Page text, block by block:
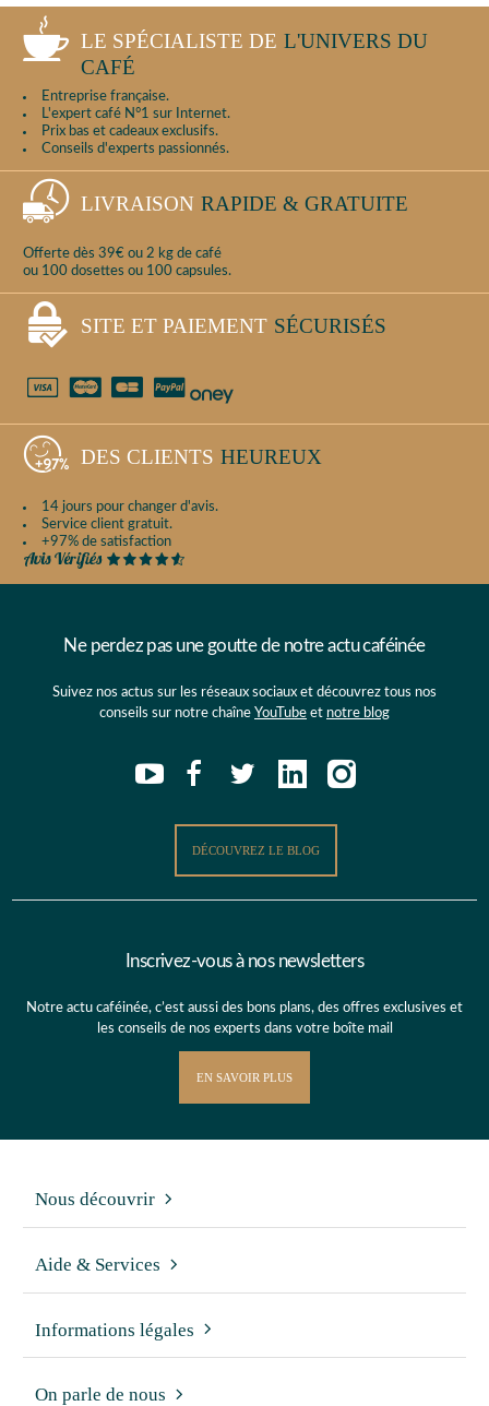
LE SPÉCIALISTE DE L'UNIVERS DU
CAFÉ
Entreprise française.
L'expert café N°1 sur Internet.
Prix bas et cadeaux exclusifs.
Conseils d'experts passionnés.
LIVRAISON RAPIDE & GRATUITE
Offerte dès 39€ ou 2 kg de café
ou 100 dosettes ou 100 capsules.
SITE ET PAIEMENT SÉCURISÉS
DES CLIENTS HEUREUX
14 jours pour changer d'avis.
Service client gratuit.
+97% de satisfaction
Ne perdez pas une goutte de notre actu caféinée
Suivez nos actus sur les réseaux sociaux et découvrez tous nos
conseils sur notre chaîne YouTube et notre blog
DÉCOUVREZ LE BLOG
Inscrivez-vous à nos newsletters
Notre actu caféinée, c’est aussi des bons plans, des offres exclusives et
les conseils de nos experts dans votre boîte mail
EN SAVOIR PLUS
Nous découvrir
Aide & Services
Informations légales
On parle de nous